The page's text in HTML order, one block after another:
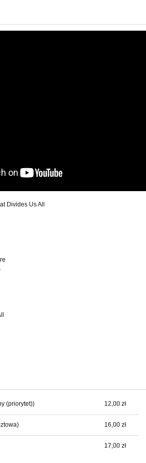
Side Of
Divides Us All
nie zawiera ewentualnych kosztów
(priorytet)) 12,00 zł
16,00 zł
17,00 zł